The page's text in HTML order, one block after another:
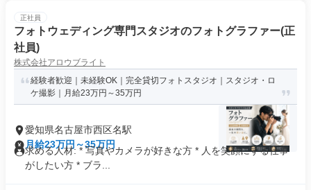
正社員
フォトウェディング専門スタジオのフォトグラファー(正
社員)
株式会社アロウブライト
経験者歓迎｜未経験OK｜完全貸切フォトスタジオ｜スタジオ・ロ
ケ撮影｜月給23万円～35万円
愛知県名古屋市西区名駅
月給23万円～35万円
求める人材: * 写真やカメラが好きな方 * 人を笑顔にする仕事
がしたい方 * ブラ...